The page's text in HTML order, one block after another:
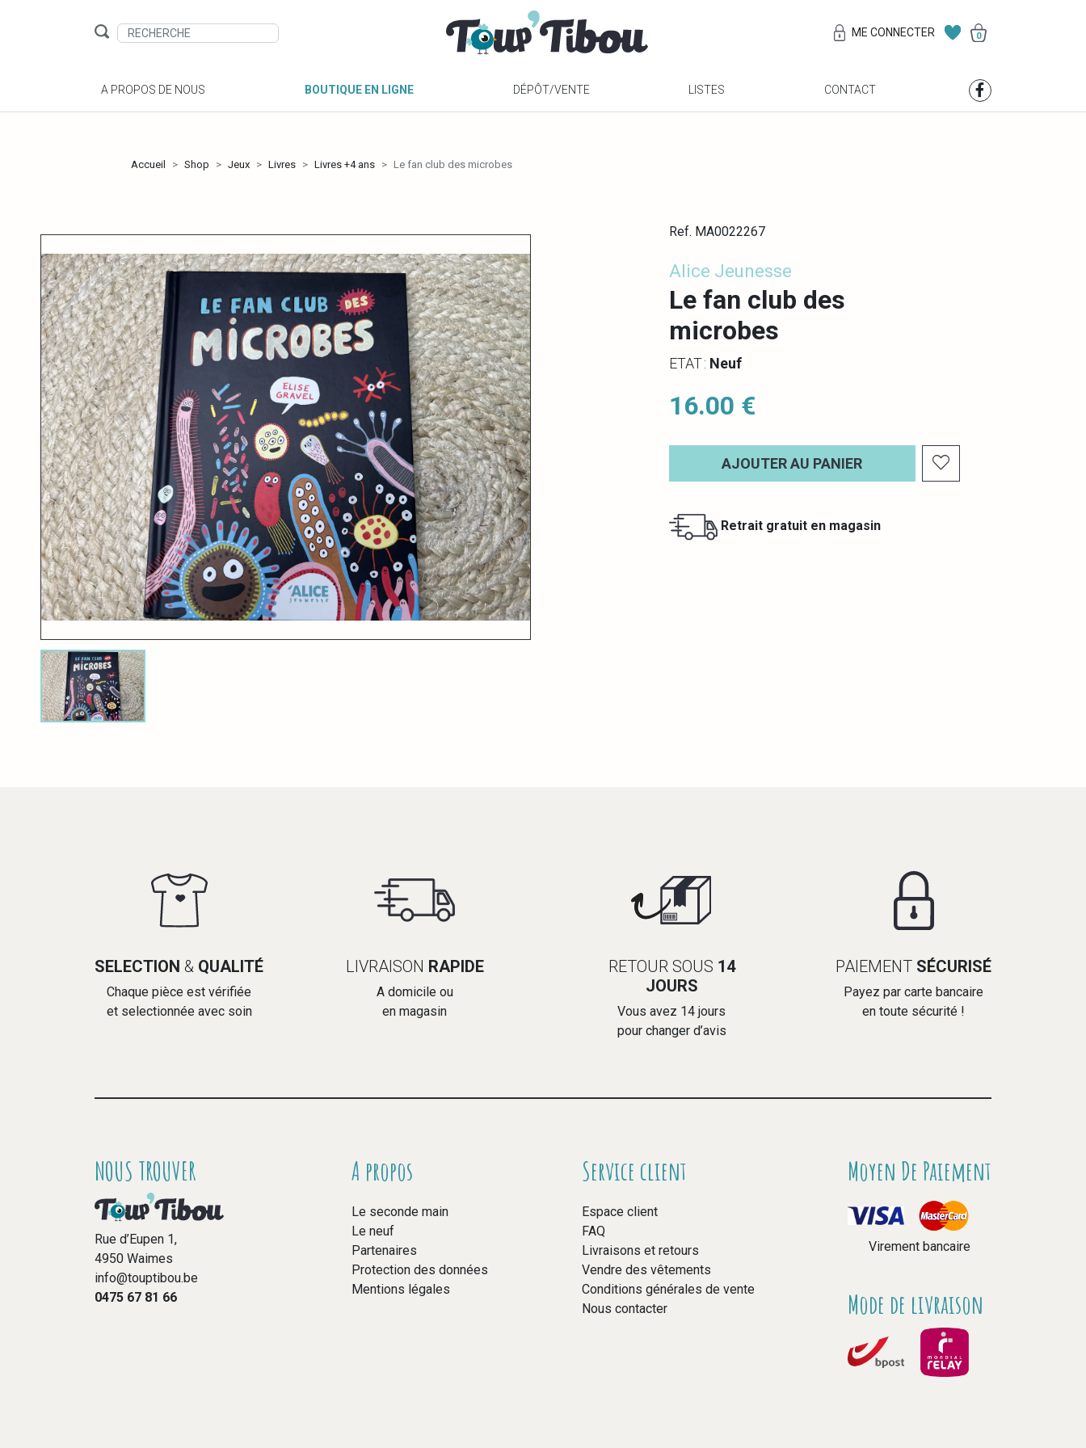
ME CONNECTER 0
A PROPOS DE NOUS BOUTIQUE EN LIGNE DÉPÔT/VENTE LISTES CONTACT
Accueil Shop Jeux Livres Livres +4 ans Le fan club des microbes
Ref. MA0022267
Alice Jeunesse
Le fan club des
microbes
ETAT : Neuf
16.00 €
AJOUTER AU PANIER
Retrait gratuit en magasin
SELECTION & QUALITÉ
Chaque pièce est vérifiée
et selectionnée avec soin
LIVRAISON RAPIDE
A domicile ou
en magasin
RETOUR SOUS 14
JOURS
Vous avez 14 jours
pour changer d’avis
PAIEMENT SÉCURISÉ
Payez par carte bancaire
en toute sécurité !
NOUS TROUVER
Rue d’Eupen 1,
4950 Waimes
info@touptibou.be
0475 67 81 66
A propos
Le seconde main
Le neuf
Partenaires
Protection des données
Mentions légales
Service client
Espace client
FAQ
Livraisons et retours
Vendre des vêtements
Conditions générales de vente
Nous contacter
Moyen De Paiement
Virement bancaire
Mode de livraison